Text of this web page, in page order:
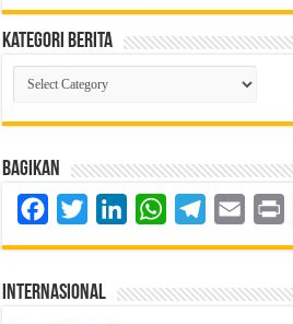
Kategori Berita
Kategori
Berita
Bagikan
FacebookTwitterLinkedInWhatsAppTelegram
Email
Internasional